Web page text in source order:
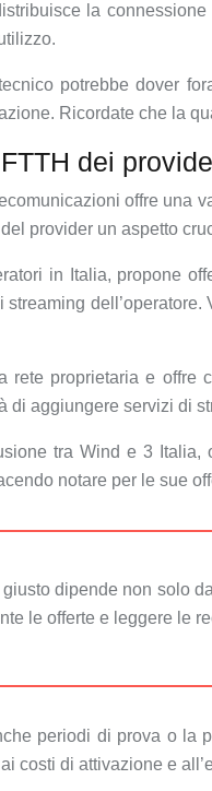
la
potrebbe dover
Ricordate che la
dei
offre una
provider un aspetto
in Italia, propone
rete proprietaria e offre
di aggiungere servizi di
tra Wind e 3 Italia,
notare per le sue
dipende non solo
le offerte e leggere le
periodi di prova o la
costi di attivazione e